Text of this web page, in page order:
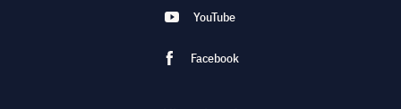
YouTube
Facebook